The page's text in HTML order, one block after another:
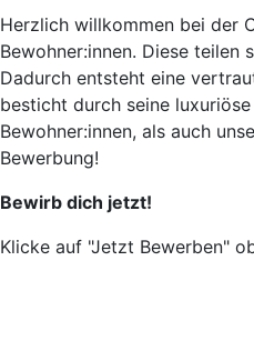
Herzlich willkommen bei der
Bewohner:innen. Diese teilen
Dadurch entsteht eine
besticht durch seine
Bewohner:innen, als auch
Bewerbung!
Bewirb dich jetzt!
Klicke auf "Jetzt Bewerben"